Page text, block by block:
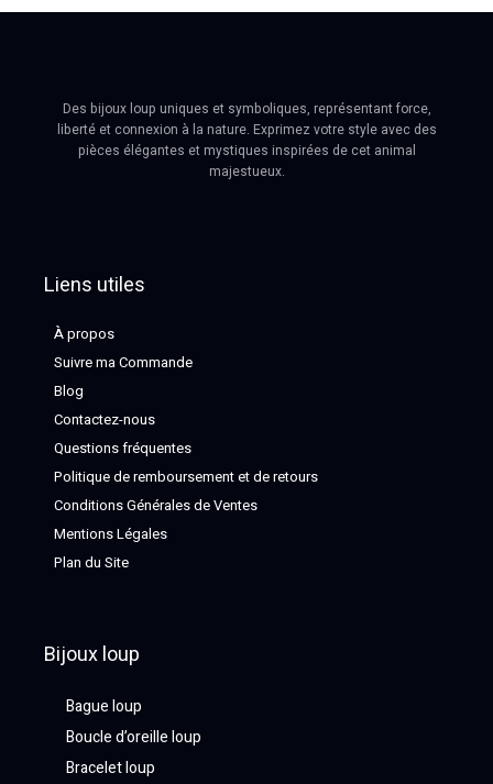
Des bijoux loup uniques et symboliques, représentant force,
liberté et connexion à la nature. Exprimez votre style avec des
pièces élégantes et mystiques inspirées de cet animal
majestueux.
Liens utiles
À propos
Suivre ma Commande
Blog
Contactez-nous
Questions fréquentes
Politique de remboursement et de retours
Conditions Générales de Ventes
Mentions Légales
Plan du Site
Bijoux loup
Bague loup
Boucle d’oreille loup
Bracelet loup